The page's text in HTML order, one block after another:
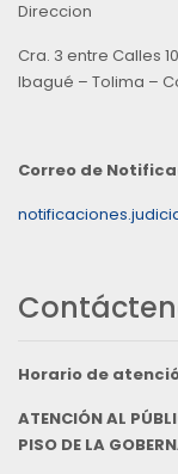
Direccion
Cra. 3 entre Calles
Ibagué – Tolima –
Correo de
Horario de
ATENCIÓN AL
PISO DE LA